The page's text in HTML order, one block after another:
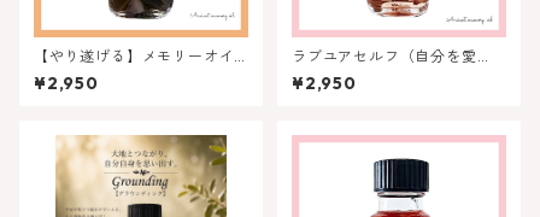
【やり遂げる】メモリーオイ
ル - フォーカス （集中力）
¥2,950
ラブユアセルフ（自分を愛
す）- アンシェントメモリーオ
イル
¥2,950